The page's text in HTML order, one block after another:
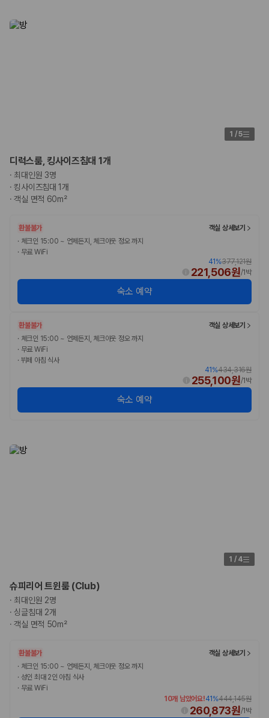
1 /5
디럭스룸, 킹사이즈침대 1개
· 최대인원 3명
·킹사이즈침대 1개
·객실 면적 60m²
환불불가
객실 상세보기
· 체크인 15:00 ~ 언제든지, 체크아웃 정오 까지
· 무료 WiFi
41 %377,121원
221,506원/1박
숙소 예약
환불불가
객실 상세보기
· 체크인 15:00 ~ 언제든지, 체크아웃 정오 까지
· 무료 WiFi
· 뷔페 아침 식사
41 %434,316원
255,100원/1박
숙소 예약
1 / 4
슈피리어 트윈룸 (Club)
· 최대인원 2명
·싱글침대 2개
·객실 면적 50m²
환불불가
객실 상세보기
· 체크인 15:00 ~ 언제든지, 체크아웃 정오 까지
· 성인 최대 2인 아침 식사
· 무료 WiFi
10개 남았어요!41 %444,145원
260,873원/1박